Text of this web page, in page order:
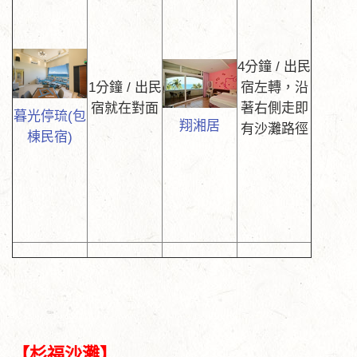
暮光停琉(包
棟民宿)
1分鐘 / 出民
宿就在對面
翔湘居
4分鐘 / 出民
宿左轉，沿
著右側走即
有沙灘路徑